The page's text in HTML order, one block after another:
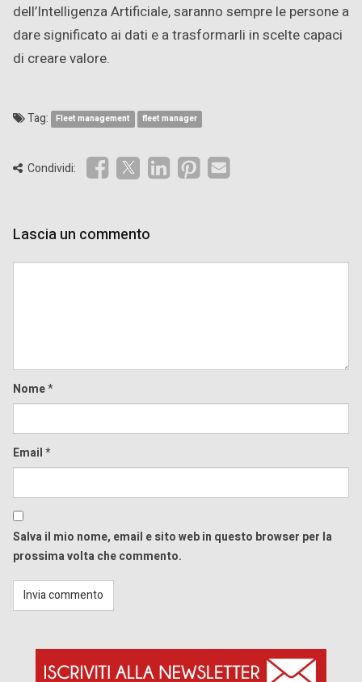
dell’Intelligenza Artificiale, saranno sempre le persone a
dare significato ai dati e a trasformarli in scelte capaci
di creare valore.
Tag: Fleet management fleet manager
Condividi:
Lascia un commento
Nome*
Email*
Salva il mio nome, email e sito web in questo browser per la
prossima volta che commento.